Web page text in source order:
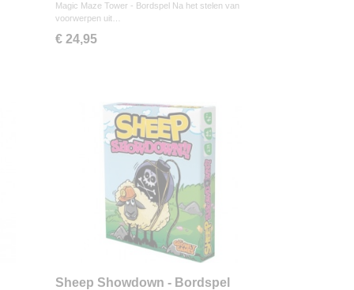
Magic Maze Tower - Bordspel Na het stelen van
voorwerpen uit…
€ 24,95
Sheep Showdown - Bordspel